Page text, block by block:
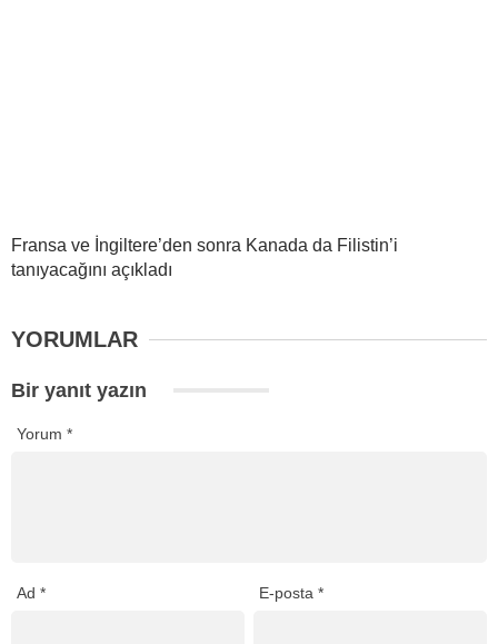
Fransa ve İngiltere’den sonra Kanada da Filistin’i
tanıyacağını açıkladı
YORUMLAR
Bir yanıt yazın
Yorum *
Ad * E-posta*